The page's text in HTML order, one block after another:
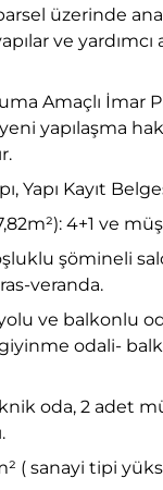
üzerinde ana
ve yardımcı
Amaçlı İmar
yapılaşma
Yapı Kayıt
4+1 ve
şömineli
veranda.
ve balkonlu
giyinme odali-
oda, 2 adet
( sanayi tipi